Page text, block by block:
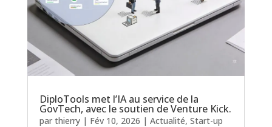
DiploTools met l’IA au service de la
GovTech, avec le soutien de Venture Kick.
par thierry| Fév 10, 2026 | Actualité, Start-up